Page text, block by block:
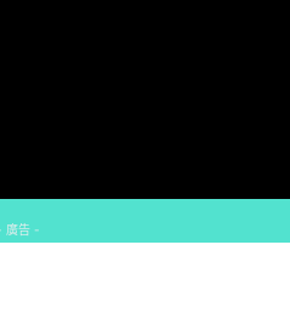
廣告 -